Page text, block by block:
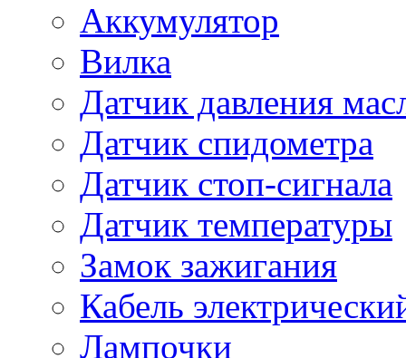
Аккумулятор
Вилка
Датчик давления
Датчик спидометра
Датчик стоп-сигнала
Датчик температуры
Замок зажигания
Кабель
Лампочки